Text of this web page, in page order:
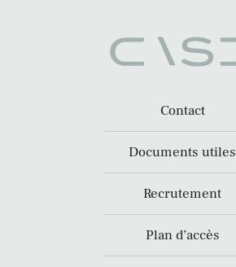
Contact
Documents utiles
Recrutement
Plan d’accès